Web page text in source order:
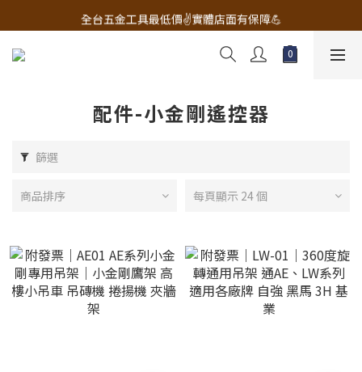
🔧電動工具&五金唯一首選 宇慶五金網拍🔧
全台五金工具最低價✌️實體店面有保障💪
配有專業維修部門🔧品質保修一年📌
配件-小金剛遙控器
篩選
商品排序 每頁顯示 24 個